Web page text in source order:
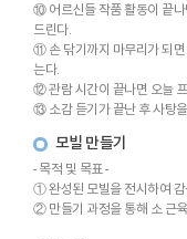
⑩ 어르신들 작품 활동이 끝나
드린다.
⑪ 손 닦기까지 마무리가 되면
는다.
⑫ 관람 시간이 끝나면 오늘
⑬ 소감 듣기가 끝난 후 사탕
모빌 만들기
- 목적 및 목표 -
① 완성된 모빌을 전시하여 감
② 만들기 과정을 통해 소 근